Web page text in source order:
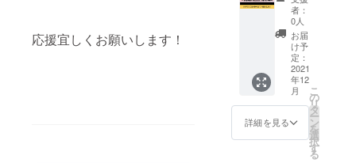
応援宜しくお願いします！
途ご負
担いた
だきま
す。 ※
詳細は
メール
にてお
打ち合
わせい
たしま
す。
お持ち
のウェ
ブサイ
ト等に
関する
分析レ
ポート
を作成
してお
送りし
ます。
※撮影は
す。 撮
影した
お写真
HYPER
PROFIL
Eの
Instagr
amに掲
載させ
ていた
だきま
PREMI
UM】
20名ま
での写
真撮影
をおこ
ないま
す。 企
画から
デザイ
ンまで
すべて
者：
0人
お届
け予
定：
2021
年12
月
詳細を見る
こ
の
リ
タ
ー
ン
を
選
択
す
る